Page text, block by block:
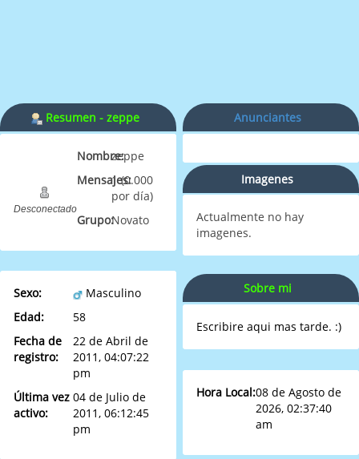
Resumen - zeppe
Desconectado
Nombre:zeppe
Mensajes:1 (0.000
por día)
Grupo:Novato
Sexo:
Masculino
Edad:
58
Fecha de
registro:
22 de Abril de
2011, 04:07:22
pm
Última vez
activo:
04 de Julio de
2011, 06:12:45
pm
Anunciantes
Imagenes
Actualmente no hay
imagenes.
Sobre mi
Escribire aqui mas tarde. :)
Hora Local:08 de Agosto de
2026, 02:37:40
am